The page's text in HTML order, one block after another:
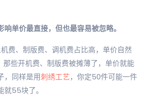
单价最直接，但也最容易被忽略。
费、制版费、调机费占比高，单价自然
些开机费、制版费被摊薄了，单价就能
，同样是用刺绣工艺，你定50件可能一件
55块了。